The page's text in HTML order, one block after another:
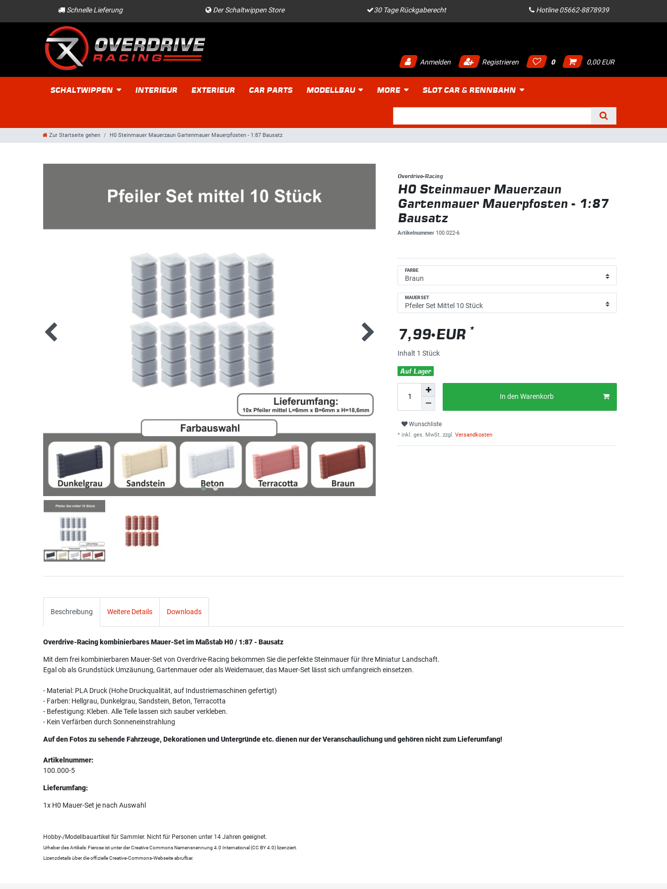
Schnelle Lieferung Der Schaltwippen Store 30 Tage Rückgaberecht Hotline 05662-8878939
Anmelden Registrieren 0 0,00 EUR
SCHALTWIPPEN INTERIEUR EXTERIEUR CAR PARTS MODELLBAU MORE SLOT CAR & RENNBAHN
Zur Startseite gehen H0 Steinmauer Mauerzaun Gartenmauer Mauerpfosten - 1:87 Bausatz
Overdrive-Racing
H0 Steinmauer Mauerzaun
Gartenmauer Mauerpfosten - 1:87
Bausatz
Artikelnummer 100.022-6
FARBE
MAUERSET
7,99 EUR *
Inhalt 1 Stück
Auf Lager
In den Warenkorb
Wunschliste
* inkl. ges. MwSt. zzgl. Versandkosten
Beschreibung Weitere Details Downloads
Overdrive-Racing kombinierbares Mauer-Set im Maßstab H0 / 1:87 - Bausatz
Mit dem frei kombinierbaren Mauer-Set von Overdrive-Racing bekommen Sie die perfekte Steinmauer für Ihre Miniatur Landschaft.
Egal ob als Grundstück Umzäunung, Gartenmauer oder als Weidemauer, das Mauer-Set lässt sich umfangreich einsetzen.
- Material: PLA Druck (Hohe Druckqualität, auf Industriemaschinen gefertigt)
- Farben: Hellgrau, Dunkelgrau, Sandstein, Beton, Terracotta
- Befestigung: Kleben. Alle Teile lassen sich sauber verkleben.
- Kein Verfärben durch Sonneneinstrahlung
Auf den Fotos zu sehende Fahrzeuge, Dekorationen und Untergründe etc. dienen nur der Veranschaulichung und gehören nicht zum Lieferumfang!
Artikelnummer:
100.000-5
Lieferumfang:
1x H0 Mauer-Set je nach Auswahl
Hobby-/Modellbauartikel für Sammler. Nicht für Personen unter 14 Jahren geeignet.
Urheber des Artikels: Fierose ist unter der Creative Commons Namensnennung 4.0 International (CC BY 4.0) lizenziert.
Lizenzdetails über die offizielle Creative-Commons-Webseite abrufbar.